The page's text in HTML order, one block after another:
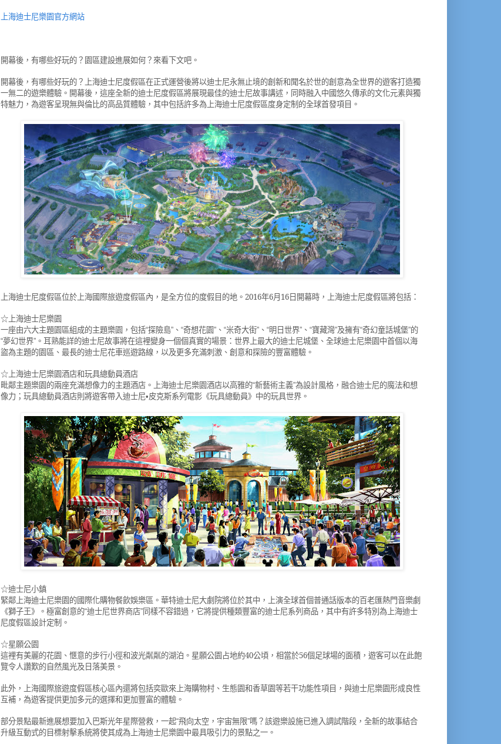
上海迪士尼樂園官方網站
開幕後，有哪些好玩的？園區建設進展如何？來看下文吧。
開幕後，有哪些好玩的？上海迪士尼度假區在正式運營後將以迪士尼永無止境的創新和聞名於世的創意為全世界的遊客打造獨
一無二的遊樂體驗。開幕後，這座全新的迪士尼度假區將展現最佳的迪士尼故事講述，同時融入中國悠久傳承的文化元素與獨
特魅力，為遊客呈現無與倫比的高品質體驗，其中包括許多為上海迪士尼度假區度身定制的全球首發項目。
上海迪士尼度假區位於上海國際旅遊度假區內，是全方位的度假目的地。 2016年6月16日開幕時，上海迪士尼度假區將包括：
☆上海迪士尼樂園
一座由六大主題園區組成的主題樂園，包括“探險島” 、 “奇想花園” 、 “米奇大街” 、 “明日世界” 、 “寶藏灣”及擁有“奇幻童話城堡”的
“夢幻世界” 。耳熟能詳的迪士尼故事將在這裡變身一個個真實的場景：世界上最大的迪士尼城堡、全球迪士尼樂園中首個以海
盜為主題的園區、最長的迪士尼花車巡遊路線，以及更多充滿刺激、創意和探險的豐富體驗。
☆上海迪士尼樂園酒店和玩具總動員酒店
毗鄰主題樂園的兩座充滿想像力的主題酒店。上海迪士尼樂園酒店以高雅的“新藝術主義”為設計風格，融合迪士尼的魔法和想
像力；玩具總動員酒店則將遊客帶入迪士尼•皮克斯系列電影《玩具總動員》中的玩具世界。
☆迪士尼小鎮
緊鄰上海迪士尼樂園的國際化購物餐飲娛樂區。華特迪士尼大劇院將位於其中，上演全球首個普通話版本的百老匯熱門音樂劇
《獅子王》。極富創意的“迪士尼世界商店”同樣不容錯過，它將提供種類豐富的迪士尼系列商品，其中有許多特別為上海迪士
尼度假區設計定制。
☆星願公園
這裡有美麗的花園、愜意的步行小徑和波光粼粼的湖泊。星願公園占地約40公頃，相當於56個足球場的面積，遊客可以在此飽
覽令人讚歎的自然風光及日落美景。
此外，上海國際旅遊度假區核心區內還將包括奕歐來上海購物村、生態園和香草園等若干功能性項目，與迪士尼樂園形成良性
互補，為遊客提供更加多元的選擇和更加豐富的體驗。
部分景點最新進展想要加入巴斯光年星際營救，一起“飛向太空，宇宙無限”嗎？該遊樂設施已進入調試階段，全新的故事結合
升級互動式的目標射擊系統將使其成為上海迪士尼樂園中最具吸引力的景點之一。